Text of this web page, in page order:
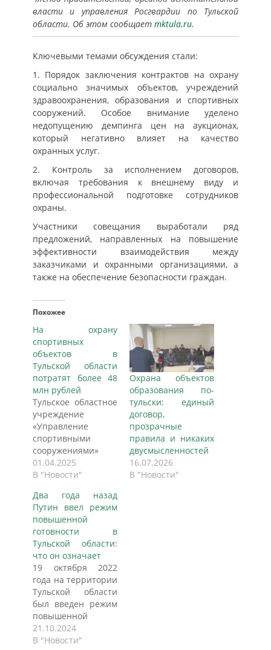
власти и управления Росгвардии по Тульской
области. Об этом сообщает mktula.ru.
Ключевыми темами обсуждения стали:
1. Порядок заключения контрактов на охрану
социально значимых объектов, учреждений
здравоохранения, образования и спортивных
сооружений. Особое внимание уделено
недопущению демпинга цен на аукционах,
который негативно влияет на качество
охранных услуг.
2. Контроль за исполнением договоров,
включая требования к внешнему виду и
профессиональной подготовке сотрудников
охраны.
Участники совещания выработали ряд
предложений, направленных на повышение
эффективности взаимодействия между
заказчиками и охранными организациями, а
также на обеспечение безопасности граждан.
Похожее
На охрану
спортивных
объектов в
Тульской области
потратят более 48
млн рублей
Тульское областное
учреждение
«Управление
спортивными
сооружениями»
объявило тендер
на оказание
сумму 48
миллионов рублей,
пишет tula.mk.ru.
Согласно
опубликованной
информации на
сайте госзакупок,
охрана будет
осуществляться на
16 объектах,
расположенных в
Туле и различных
районах Тульской
01.04.2025
В "Новости"
Охрана объектов
образования по-
тульски: единый
договор,
прозрачные
правила и никаких
двусмысленностей
16.07.2026
В "Новости"
Два года назад
Путин ввел режим
повышенной
готовности в
Тульской области:
что он означает
19 октября 2022
года на территории
Тульской области
был введен режим
повышенной
готовности. Тогда
же указом
21.10.2024
В "Новости"